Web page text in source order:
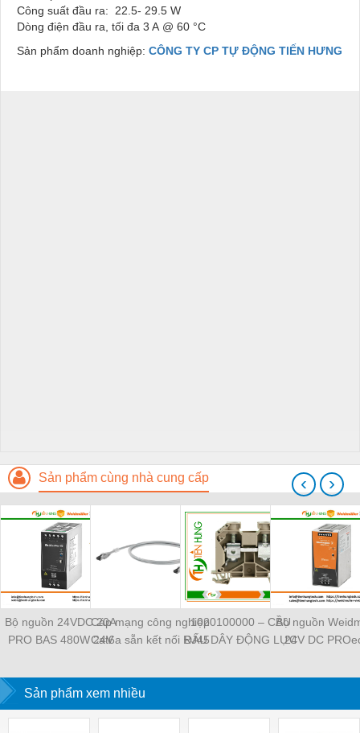
Công suất đầu ra: 22.5- 29.5 W
Dòng điện đầu ra, tối đa 3 A @ 60 °C
Sản phẩm doanh nghiệp: CÔNG TY CP TỰ ĐỘNG TIẾN HƯNG
Sản phẩm cùng nhà cung cấp
Bộ nguồn 24VDC 20A
PRO BAS 480W 24V
Weidmuller -
TIENHUNGTECH
Cáp mạng công nghiệp
Cat6a sẵn kết nối RJ45
C6FP8LD0050M40M40-
D — 1165940050
1020100000 – CẦU
ĐẤU DÂY ĐỘNG LỰC
WEIDMULLER –
Bộ nguồn
24V DC
‹ ›
Sản phẩm xem nhiều